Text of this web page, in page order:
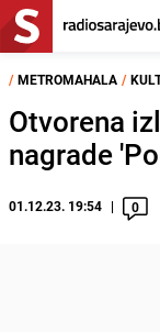
/ METROMAHALA /
Otvorena
nagrade
01.12.23. 19:54 0